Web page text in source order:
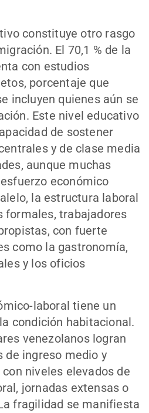
constituye otro rasgo
El 70,1 % de la
con estudios
porcentaje que
incluyen quienes aún se
Este nivel educativo
de sostener
y de clase media
aunque muchas
económico
la estructura laboral
formales, trabajadores
con fuerte
como la gastronomía,
y los oficios
laboral tiene un
condición habitacional.
venezolanos logran
de ingreso medio y
niveles elevados de
jornadas extensas o
fragilidad se manifiesta